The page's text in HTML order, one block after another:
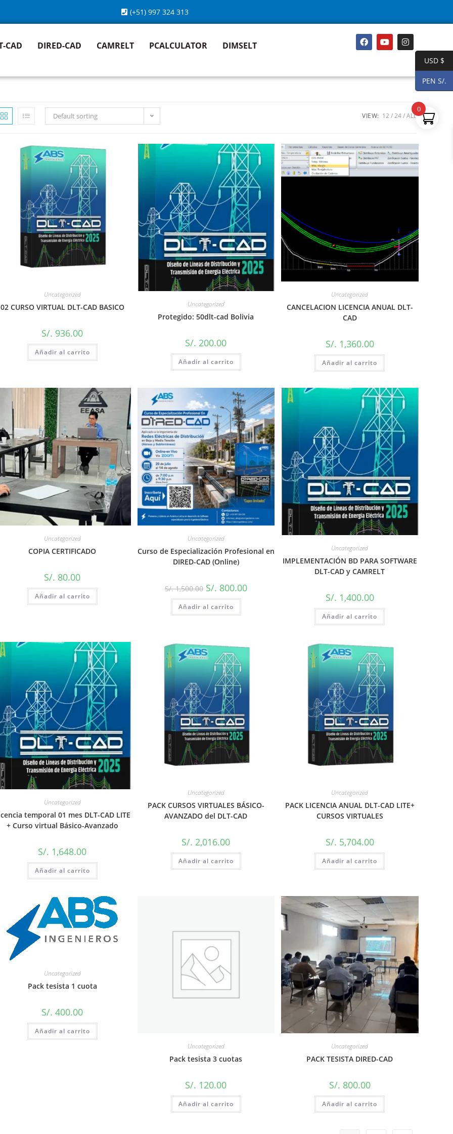
(+51) 997 324 313
CAD DIRED-CAD CAMRELT PCALCULATOR DIMSELT
Default sorting VIEW: 12 24 ALL
Uncategorized
02 CURSO VIRTUAL DLT-CAD BASICO
S/. 936.00
Añadir al carrito
Uncategorized
Protegido: 50dlt-cad Bolivia
S/. 200.00
Añadir al carrito
Uncategorized
CANCELACION LICENCIA ANUAL DLT-
CAD
S/. 1,360.00
Añadir al carrito
Uncategorized
COPIA CERTIFICADO
S/. 80.00
Añadir al carrito
Uncategorized
Curso de Especialización Profesional en
DIRED-CAD (Online)
S/.1,500.00 S/. 800.00
Añadir al carrito
Uncategorized
IMPLEMENTACIÓN BD PARA SOFTWARE
DLT-CAD y CAMRELT
S/. 1,400.00
Añadir al carrito
Uncategorized
temporal 01 mes DLT-CAD LITE
+ Curso virtual Básico-Avanzado
S/. 1,648.00
Añadir al carrito
Uncategorized
PACK CURSOS VIRTUALES BÁSICO-
AVANZADO del DLT-CAD
S/. 2,016.00
Añadir al carrito
Uncategorized
PACK LICENCIA ANUAL DLT-CAD LITE+
CURSOS VIRTUALES
S/. 5,704.00
Añadir al carrito
Uncategorized
Pack tesista 1 cuota
S/. 400.00
Añadir al carrito
Uncategorized
Pack tesista 3 cuotas
S/. 120.00
Añadir al carrito
Uncategorized
PACK TESISTA DIRED-CAD
S/. 800.00
Añadir al carrito
USD $
PEN S/.
0